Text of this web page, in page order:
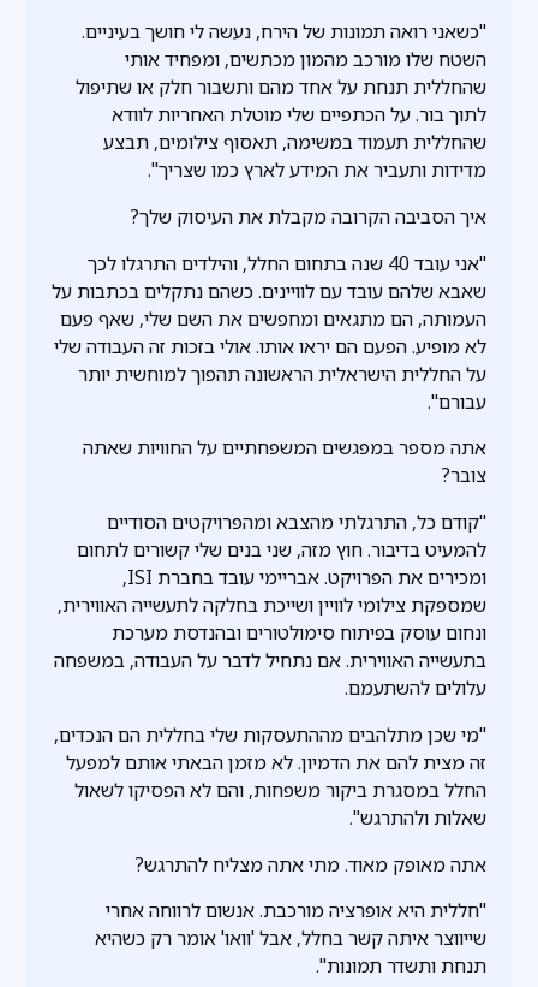
"כשאני רואה תמונות של הירח, נעשה לי חושך בעיניים.
השטח שלו מורכב מהמון מכתשים, ומפחיד אותי
שהחללית תנחת על אחד מהם ותשבור חלק או שתיפול
לתוך בור. על הכתפיים שלי מוטלת האחריות לוודא
שהחללית תעמוד במשימה, תאסוף צילומים, תבצע
מדידות ותעביר את המידע לארץ כמו שצריך".
איך הסביבה הקרובה מקבלת את העיסוק שלך?
"אני עובד 40 שנה בתחום החלל, והילדים התרגלו לכך
שאבא שלהם עובד עם לוויינים. כשהם נתקלים בכתבות על
העמותה, הם מתגאים ומחפשים את השם שלי, שאף פעם
לא מופיע. הפעם הם יראו אותו. אולי בזכות זה העבודה שלי
על החללית הישראלית הראשונה תהפוך למוחשית יותר
עבורם".
אתה מספר במפגשים המשפחתיים על החוויות שאתה
צובר?
"קודם כל, התרגלתי מהצבא ומהפרויקטים הסודיים
להמעיט בדיבור. חוץ מזה, שני בנים שלי קשורים לתחום
ומכירים את הפרויקט. אבריימי עובד בחברת ISI,
שמספקת צילומי לוויין ושייכת בחלקה לתעשייה האווירית,
ונחום עוסק בפיתוח סימולטורים ובהנדסת מערכת
בתעשייה האווירית. אם נתחיל לדבר על העבודה, במשפחה
עלולים להשתעמם.
"מי שכן מתלהבים מההתעסקות שלי בחללית הם הנכדים,
זה מצית להם את הדמיון. לא מזמן הבאתי אותם למפעל
החלל במסגרת ביקור משפחות, והם לא הפסיקו לשאול
שאלות ולהתרגש".
אתה מאופק מאוד. מתי אתה מצליח להתרגש?
"חללית היא אופרציה מורכבת. אנשום לרווחה אחרי
שייווצר איתה קשר בחלל, אבל 'וואו' אומר רק כשהיא
תנחת ותשדר תמונות".